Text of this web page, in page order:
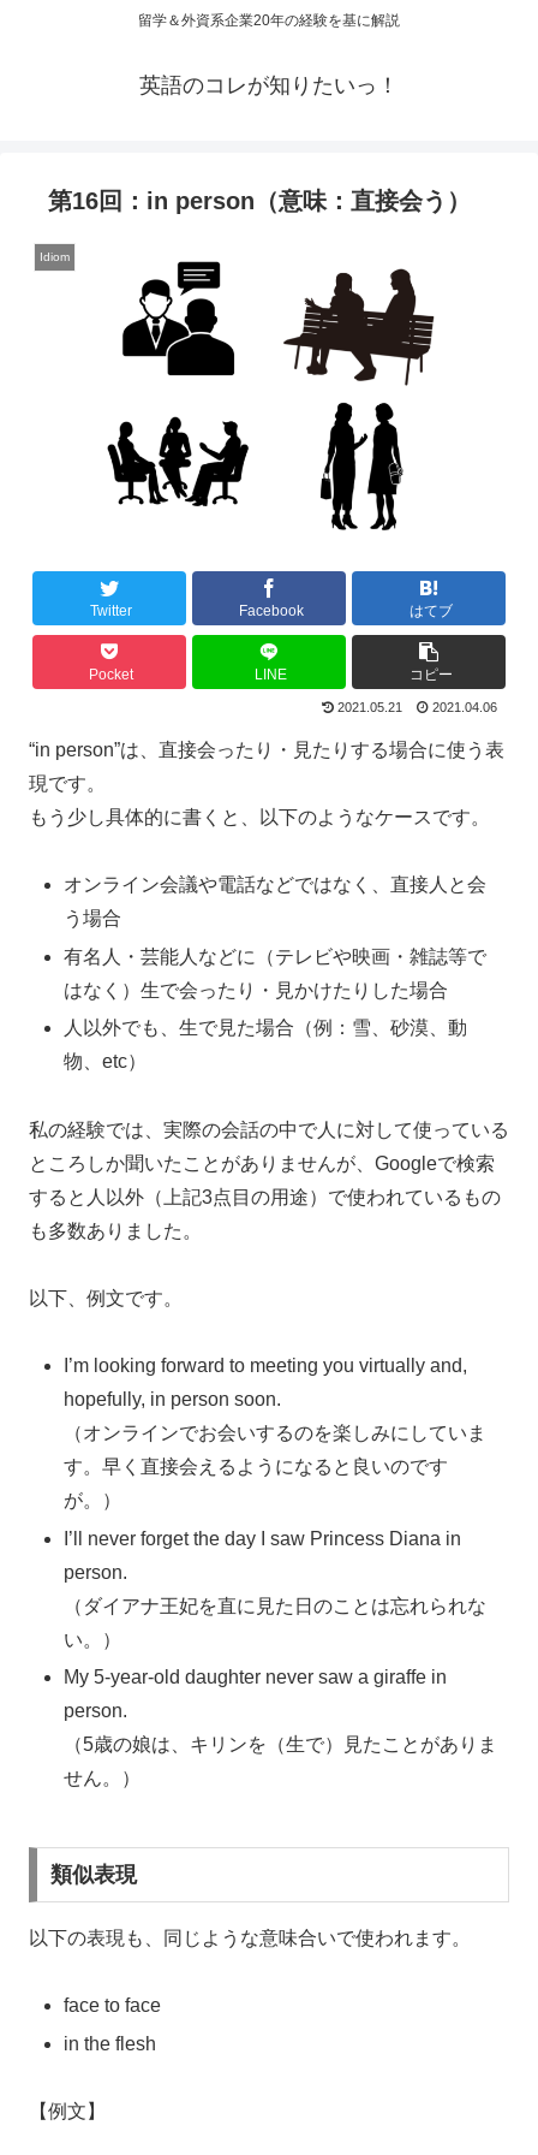
留学＆外資系企業20年の経験を基に解説
英語のコレが知りたいっ！
第16回：in person（意味：直接会う）
Idiom
Twitter Facebook はてブ
Pocket LINE コピー
2021.05.21 2021.04.06
“in person”は、直接会ったり・見たりする場合に使う表
現です。
もう少し具体的に書くと、以下のようなケースです。
オンライン会議や電話などではなく、直接人と会
う場合
有名人・芸能人などに（テレビや映画・雑誌等で
はなく）生で会ったり・見かけたりした場合
人以外でも、生で見た場合（例：雪、砂漠、動
物、etc）
私の経験では、実際の会話の中で人に対して使っている
ところしか聞いたことがありませんが、Googleで検索
すると人以外（上記3点目の用途）で使われているもの
も多数ありました。
以下、例文です。
I’m looking forward to meeting you virtually and,
hopefully, in person soon.
（オンラインでお会いするのを楽しみにしていま
す。早く直接会えるようになると良いのです
が。）
I’ll never forget the day I saw Princess Diana in
person.
（ダイアナ王妃を直に見た日のことは忘れられな
い。）
My 5-year-old daughter never saw a giraffe in
person.
（5歳の娘は、キリンを（生で）見たことがありま
せん。）
類似表現
以下の表現も、同じような意味合いで使われます。
face to face
in the flesh
【例文】